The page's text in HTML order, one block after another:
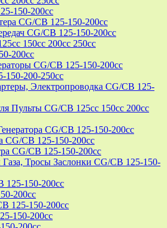
150-200cc
CG/CB 125-150-200cc
CG/CB 125-150-200cc
150cc 200cc 250cc
200cc
CG/CB 125-150-200cc
200-250cc
Электропроводка CG/CB 125-
Пульты CG/CB 125cc 150cc 200cc
CG/CB 125-150-200cc
CB 125-150-200cc
CG/CB 125-150-200cc
Тросы Заслонки CG/CB 125-150-
125-150-200cc
200cc
125-150-200cc
150-200cc